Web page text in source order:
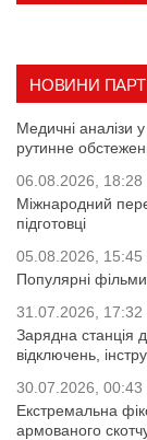
НОВИНИ
Медичні аналізи
рутинне
06.08.2026, 18:28
Міжнародний
підготовці
05.08.2026, 15:45
Популярні
31.07.2026, 17:32
Зарядна станція
відключень,
30.07.2026, 00:43
Екстремальна
армованого